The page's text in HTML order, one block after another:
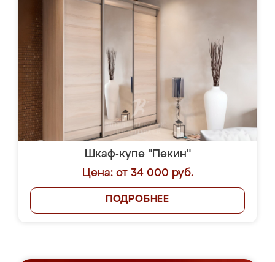
Шкаф-купе "Пекин"
Цена: от 34 000 руб.
ПОДРОБНЕЕ